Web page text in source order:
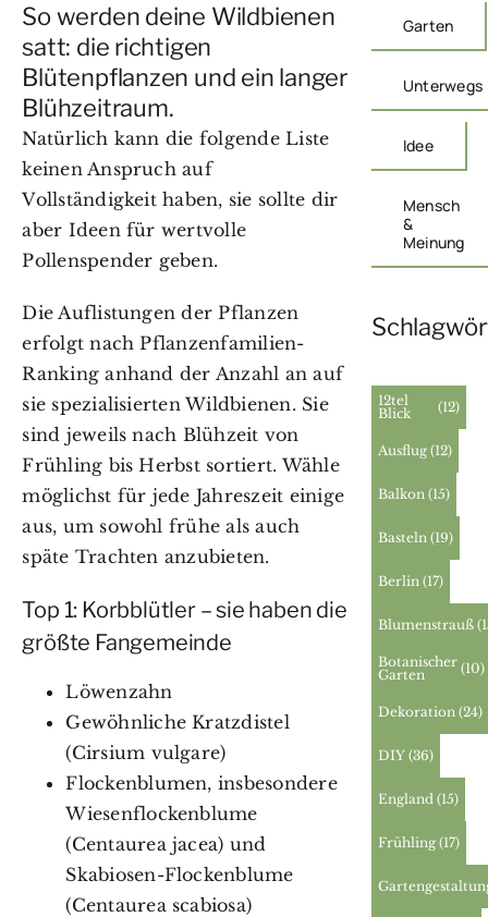
So werden deine Wildbienen
satt: die richtigen
Blütenpflanzen und ein langer
Blühzeitraum.
Natürlich kann die folgende Liste
keinen Anspruch auf
Vollständigkeit haben, sie sollte dir
aber Ideen für wertvolle
Pollenspender geben.
Die Auflistungen der Pflanzen
erfolgt nach Pflanzenfamilien-
Ranking anhand der Anzahl an auf
sie spezialisierten Wildbienen. Sie
sind jeweils nach Blühzeit von
Frühling bis Herbst sortiert. Wähle
möglichst für jede Jahreszeit einige
aus, um sowohl frühe als auch
späte Trachten anzubieten.
Top 1: Korbblütler – sie haben die
größte Fangemeinde
Löwenzahn
Gewöhnliche Kratzdistel
(Cirsium vulgare)
Flockenblumen, insbesondere
Wiesenflockenblume
(Centaurea jacea) und
Skabiosen-Flockenblume
(Centaurea scabiosa)
Garten
Unterwegs
Idee
Mensch
&
Meinung
12tel
Blick
(12)
Ausflug (12)
Balkon (15)
Basteln (19)
Berlin (17)
Blumenstrauß
Botanischer
Garten
(10)
Dekoration (24)
DIY (36)
England (15)
Frühling (17)